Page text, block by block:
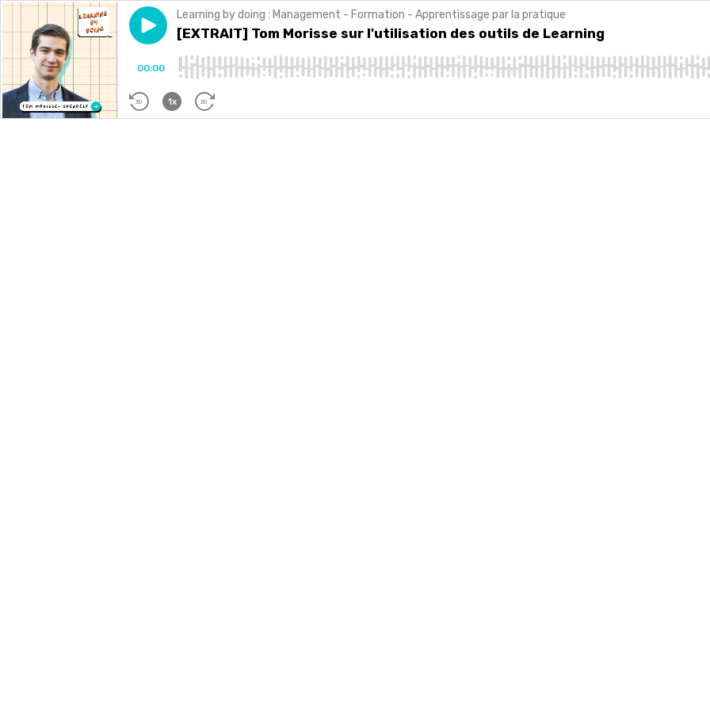
Play episode[EXTRAIT] Tom Morisse sur l'utilisation des outils de Learning
Learning by doing : Management - Formation - Apprentissage par la pratique
[EXTRAIT] Tom Morisse sur l'utilisation des outils de Learning
00:00
30 1x 30